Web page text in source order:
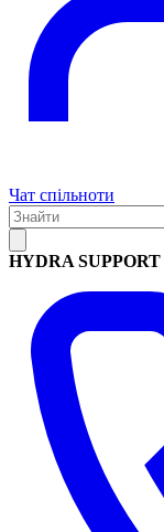
Чат спільноти
HYDRA SUPPORT